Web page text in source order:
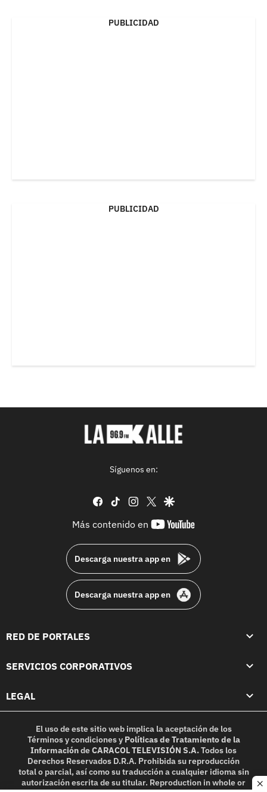
PUBLICIDAD
PUBLICIDAD
Síguenos en:
facebook
tiktok instagram
twittergoogle
Más contenido en
youtube-
Descarga nuestra app en
Descarga nuestra app en
RED DE PORTALES
SERVICIOS CORPORATIVOS
LEGAL
El uso de este sitio web implica la aceptación de los
Términos y condicionesy Políticas de Tratamiento de la
InformacióndeCARACOL TELEVISIÓN S.A.Todos los
Derechos Reservados D.R.A. Prohibida su reproducción
total o parcial, así como su traducción a cualquier idioma sin
autorización escrita de su titular. Reproduction in whole or